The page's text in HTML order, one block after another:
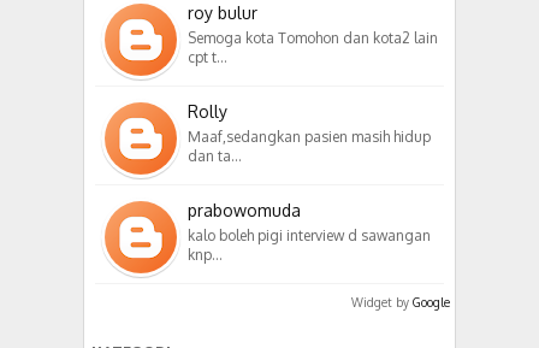
roy bulur
Semoga kota Tomohon dan kota2 lain
cpt t…
Rolly
Maaf,sedangkan pasien masih hidup
dan ta…
prabowomuda
kalo boleh pigi interview d sawangan
knp…
Widget by Google